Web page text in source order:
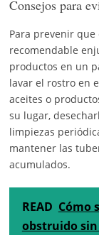
Consejos para
Para prevenir
recomendable
productos en un
lavar el rostro en
aceites o
su lugar,
limpiezas
mantener las
acumulados.
READ Cómo
obstruido